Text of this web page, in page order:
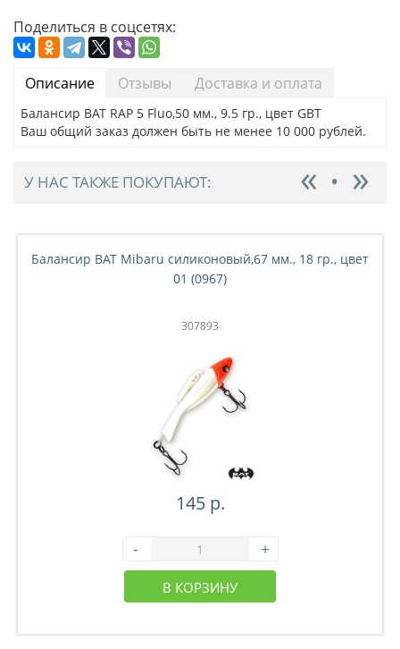
Поделиться в соцсетях:
Описание Отзывы Доставка и оплата
Балансир BAT RAP 5 Fluo,50 мм., 9.5 гр., цвет GBT
Ваш общий заказ должен быть не менее 10 000 рублей.
У НАС ТАКЖЕ ПОКУПАЮТ:
Балансир BAT Mibaru силиконовый,67 мм., 18 гр., цвет
01 (0967)
307893
145 р.
- +
В КОРЗИНУ